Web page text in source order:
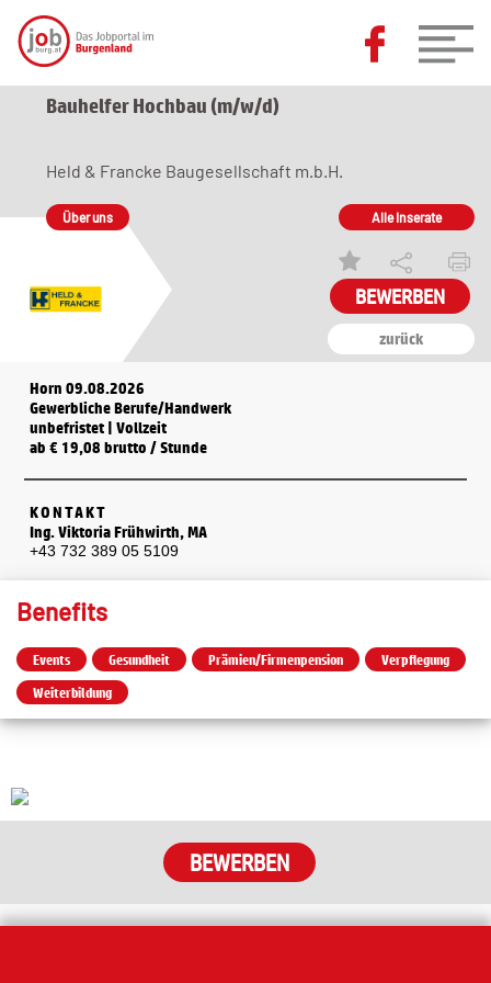
Bauhelfer Hochbau (m/w/d)
zurück
Held & Francke Baugesellschaft m.b.H.
Über uns Alle Inserate
Horn 09.08.2026
Gewerbliche Berufe/Handwerk
unbefristet | Vollzeit
ab € 19,08 brutto / Stunde
KONTAKT
Ing. Viktoria Frühwirth, MA
+43 732 389 05 5109
Benefits
Events Gesundheit Prämien/Firmenpension
Verpflegung
Weiterbildung